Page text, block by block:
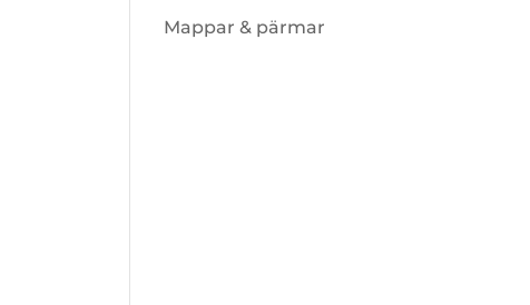
Mappar & pärmar